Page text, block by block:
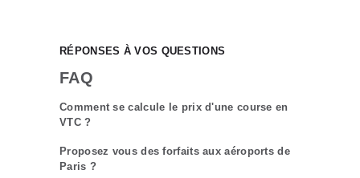
RÉPONSES À VOS QUESTIONS
FAQ
Comment se calcule le prix d'une course en
VTC ?
Proposez vous des forfaits aux aéroports de
Paris ?